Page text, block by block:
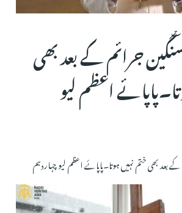
جرائم کے بعد بھی
اعظم لیو
بعد بھی ختم نہیں ہوتا۔پاپائے اعظم لیو چہاردہم